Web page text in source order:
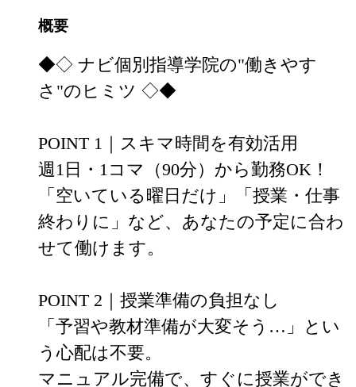
概要
◆◇ ナビ個別指導学院の"働きやす
さ"のヒミツ ◇◆
POINT 1｜スキマ時間を有効活用
週1日・1コマ（90分）から勤務OK！
「空いている曜日だけ」「授業・仕事
終わりに」など、あなたの予定に合わ
せて働けます。
POINT 2｜授業準備の負担なし
「予習や教材準備が大変そう…」とい
う心配は不要。
マニュアル完備で、すぐに授業ができ